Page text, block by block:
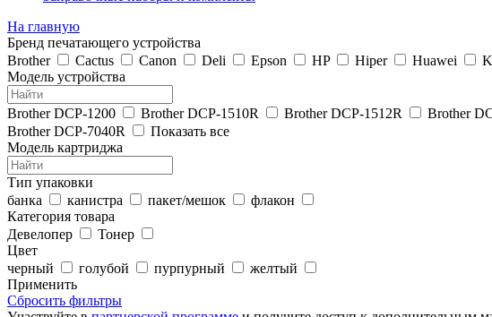
На главную
Бренд печатающего устройства
Brother
Cactus Canon Deli Epson HP Hiper Huawei
Модель устройства
Brother DCP-1200 Brother DCP-1510R Brother DCP-1512R Brother
Brother DCP-7040R
Показать все
Модель картриджа
Тип упаковки
банка
канистра пакет/мешок
флакон
Категория товара
Девелопер
Тонер
Цвет
черный
голубой пурпурный
желтый
Применить
Сбросить фильтры